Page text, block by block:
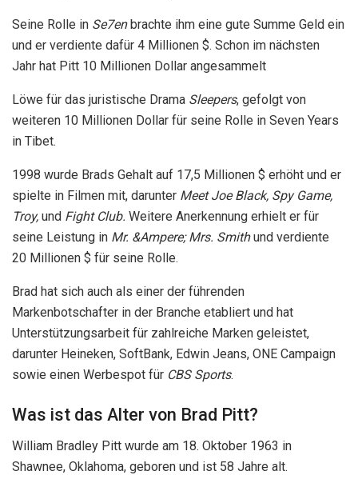
Seine Rolle in Se7enbrachte ihm eine gute Summe Geld ein
und er verdiente dafür 4 Millionen $. Schon im nächsten
Jahr hat Pitt 10 Millionen Dollar angesammelt
Löwe für das juristische Drama Sleepers, gefolgt von
weiteren 10 Millionen Dollar für seine Rolle in Seven Years
in Tibet.
1998 wurde Brads Gehalt auf 17,5 Millionen $ erhöht und er
spielte in Filmen mit, darunter Meet Joe Black, Spy Game,
Troy, und Fight Club. Weitere Anerkennung erhielt er für
seine Leistung in Mr. &Ampere; Mrs. Smithund verdiente
20 Millionen $ für seine Rolle.
Brad hat sich auch als einer der führenden
Markenbotschafter in der Branche etabliert und hat
Unterstützungsarbeit für zahlreiche Marken geleistet,
darunter Heineken, SoftBank, Edwin Jeans, ONE Campaign
sowie einen Werbespot für CBS Sports.
Was ist das Alter von Brad Pitt?
William Bradley Pitt wurde am 18. Oktober 1963 in
Shawnee, Oklahoma, geboren und ist 58 Jahre alt.